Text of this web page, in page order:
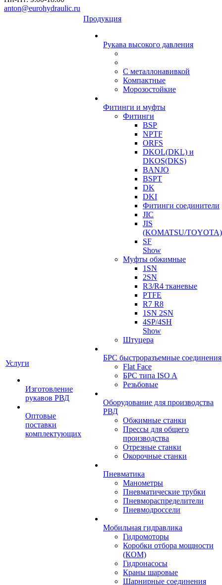
anton@eurohydraulic.ru
Услуги
Изготовление
рукавов РВД
Оптовые
поставки
комплектующих
Продукция
Рукава высокого давления
С металлонавивкой
Компактные
Морозостойкие
Фитинги и муфты
Фитинги
BSP
NPTF
ORFS
DKOL(DKL) и
DKOS(DKS)
BANJO
BSPT
DK
DKI
Фитинги соединители
JIC
JIS
(KOMATSU/TOYOTA)
SF
Show
Муфты обжимные
1SN
2SN
R3/R4 тканевые
PTFE
R7 R8
1SN 2SN
4SP/4SH
Show
Штуцера
БРС быстроразъемные соединения
Flat Face
БРС типа ISO A
Резьбовые
Оборудование для производства
РВД
Обжимные станки
Прессы для общего
производства
Отрезные станки
Окорочные станки
Пневматика
Манометры
Пневматические трубки
Пневмораспределители
Пневмодроссели
Мобильная гидравлика
Гидромоторы
Коробки отбора мощности
(КОМ)
Гидронасосы
Краны шаровые
Шарнирные соединения